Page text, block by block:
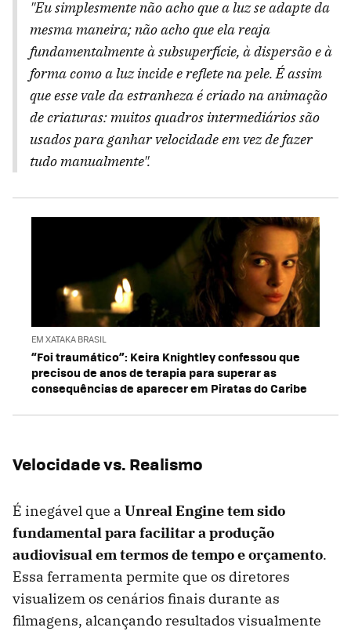
"Eu simplesmente não acho que a luz se adapte da
mesma maneira; não acho que ela reaja
fundamentalmente à subsuperfície, à dispersão e à
forma como a luz incide e reflete na pele. É assim
que esse vale da estranheza é criado na animação
de criaturas: muitos quadros intermediários são
usados ​​para ganhar velocidade em vez de fazer
tudo manualmente".
EM XATAKA BRASIL
“Foi traumático”: Keira Knightley confessou que
precisou de anos de terapia para superar as
consequências de aparecer em Piratas do Caribe
Velocidade vs. Realismo
É inegável que a Unreal Engine tem sido
fundamental para facilitar a produção
audiovisual em termos de tempo e orçamento.
Essa ferramenta permite que os diretores
visualizem os cenários finais durante as
filmagens, alcançando resultados visualmente